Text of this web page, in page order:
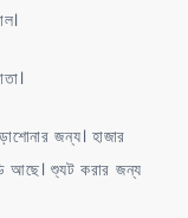
জন্য। হাজার
আছে। শ্যুট করার জন্য